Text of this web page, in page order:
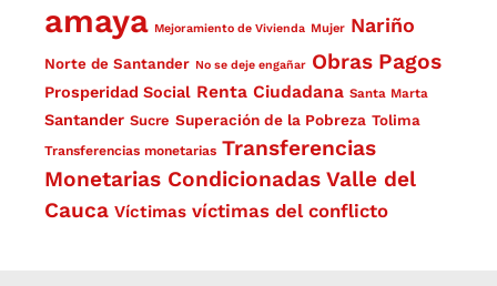
amaya Mejoramiento de Vivienda Mujer Nariño
Norte de Santander No se deje engañar Obras Pagos
Prosperidad Social Renta Ciudadana Santa Marta
Santander Sucre Superación de la Pobreza Tolima
Transferencias monetarias Transferencias
Monetarias Condicionadas Valle del
Cauca Víctimas víctimas del conflicto